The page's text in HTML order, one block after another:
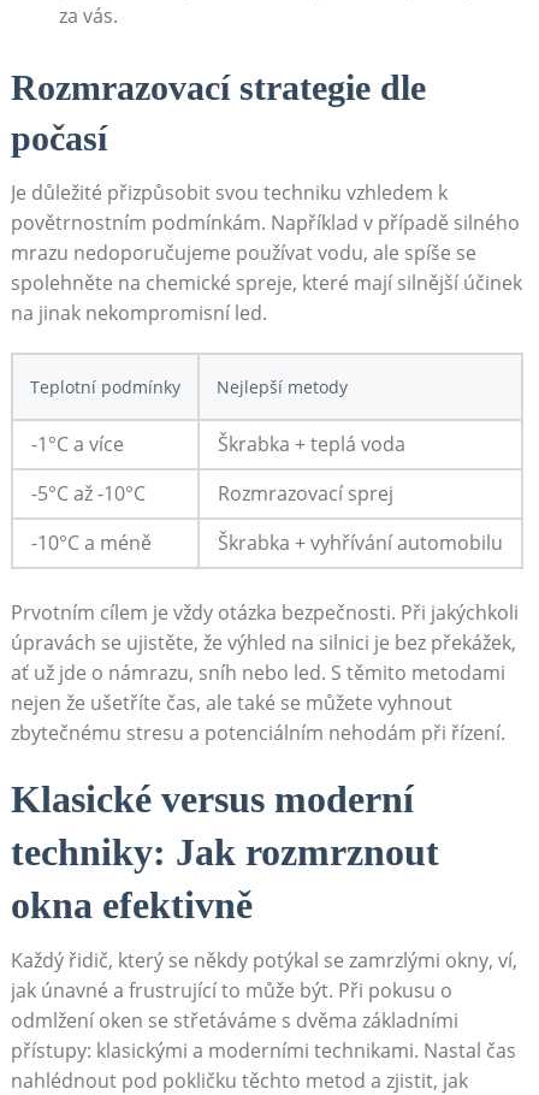
za vás.
Rozmrazovací strategie dle
počasí
Je důležité přizpůsobit⁢ svou techniku vzhledem k
povětrnostním podmínkám. Například v ⁢případě silného
mrazu ‍nedoporučujeme používat vodu, ale spíše se
spolehněte⁢ na chemické spreje,⁤ které mají silnější‍ účinek
na jinak nekompromisní led.
Teplotní podmínky Nejlepší metody
-1°C a více
Škrabka + teplá voda
-5°C až -10°C
Rozmrazovací​ sprej
-10°C a méně
Škrabka + vyhřívání automobilu
Prvotním cílem je ‌vždy otázka ⁣bezpečnosti. Při jakýchkoli
úpravách se ujistěte, že⁤ výhled na silnici je bez překážek,
ať už jde o námrazu, ‌sníh nebo‍ led. S ⁤těmito metodami
nejen že ⁢ušetříte ⁣čas, ‍ale také se můžete vyhnout
‌zbytečnému stresu a potenciálním nehodám při řízení.
Klasické ⁤versus ⁢moderní
techniky:⁢ Jak ⁤rozmrznout
okna efektivně
Každý řidič, který se⁢ někdy potýkal se zamrzlými ​okny,‌ ví,
jak únavné a frustrující to může být. ⁣Při ⁤pokusu o
odmlžení oken se‌ střetáváme⁤ s dvěma základními
přístupy: klasickými a‌ moderními⁤ technikami. Nastal čas
nahlédnout pod pokličku těchto metod a zjistit, jak